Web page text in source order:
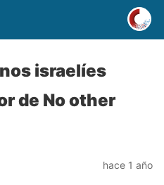
israelíes
de No other
hace 1 año